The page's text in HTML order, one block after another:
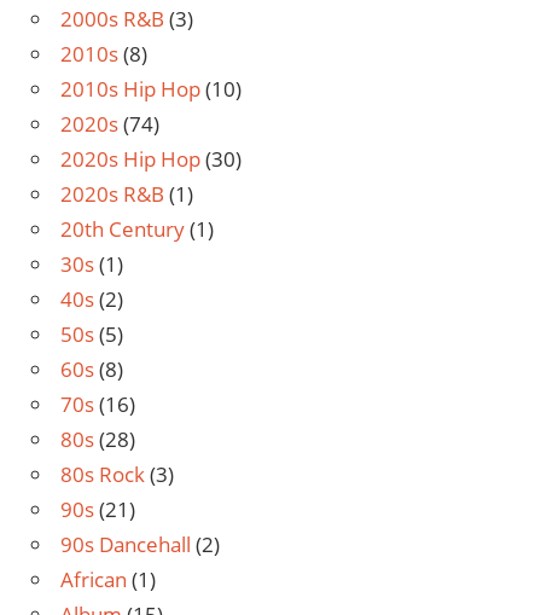
2000s R&B (3)
2010s(8)
2010s Hip Hop(10)
2020s(74)
2020s Hip Hop(30)
2020s R&B (1)
20th Century(1)
30s(1)
40s(2)
50s(5)
60s(8)
70s(16)
80s(28)
80s Rock(3)
90s(21)
90s Dancehall (2)
African (1)